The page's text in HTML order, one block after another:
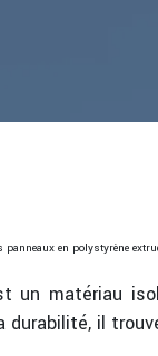
en polystyrène
un matériau
il